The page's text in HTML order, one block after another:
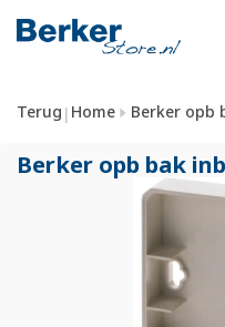
Terug | Home Berker opb
Berker opb bak